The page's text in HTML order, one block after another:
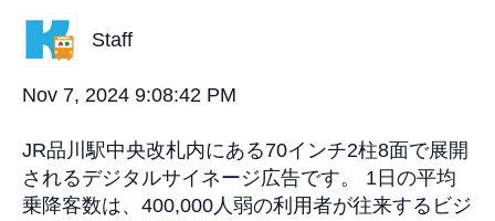
Staff
Nov 7, 2024 9:08:42 PM
JR品川駅中央改札内にある70インチ2柱8面で展開
されるデジタルサイネージ広告です。 1日の平均
乗降客数は、400,000人弱の利用者が往来するビジ